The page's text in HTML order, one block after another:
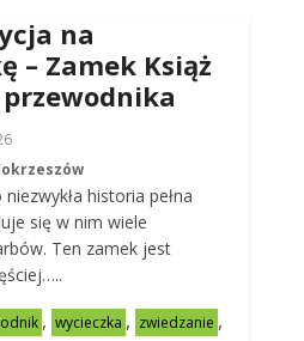
na
– Zamek Książ
historia pełna
się w nim wiele
Ten zamek jest
, wycieczka , zwiedzanie ,